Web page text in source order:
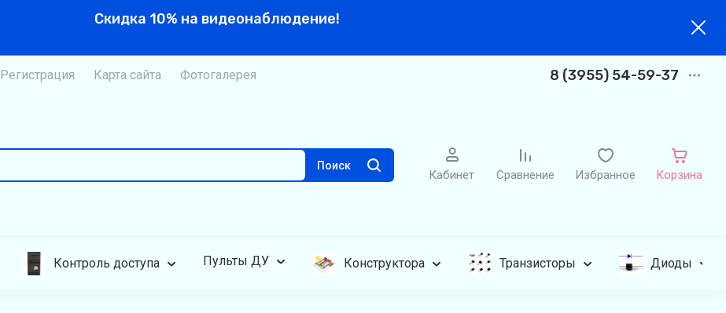
Скидка 10% на видеонаблюдение!
Регистрация Карта сайта Фотогалерея 8 (3955) 54-59-37
Поиск
Кабинет Сравнение Избранное Корзина
Контроль доступа Пульты ДУ Конструктора Транзисторы Диоды